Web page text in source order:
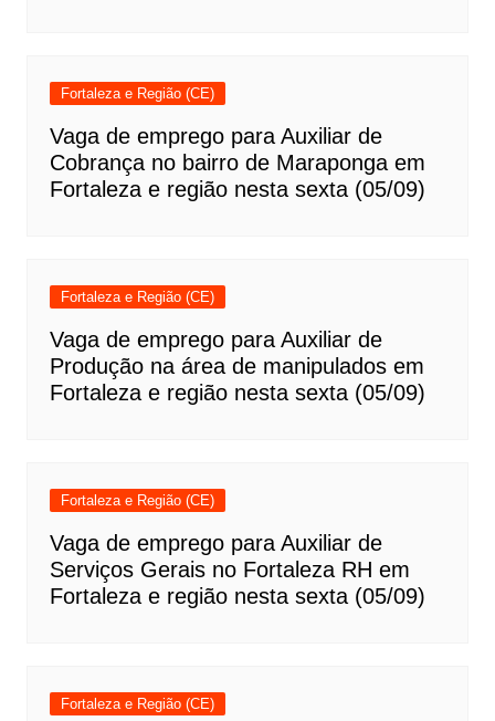
Fortaleza e Região (CE)
Vaga de emprego para Auxiliar de
Cobrança no bairro de Maraponga em
Fortaleza e região nesta sexta (05/09)
Fortaleza e Região (CE)
Vaga de emprego para Auxiliar de
Produção na área de manipulados em
Fortaleza e região nesta sexta (05/09)
Fortaleza e Região (CE)
Vaga de emprego para Auxiliar de
Serviços Gerais no Fortaleza RH em
Fortaleza e região nesta sexta (05/09)
Fortaleza e Região (CE)